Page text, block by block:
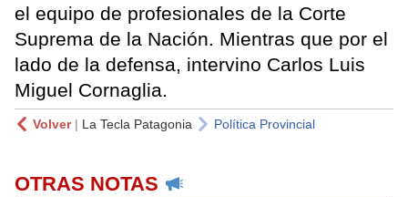
el equipo de profesionales de la Corte
Suprema de la Nación. Mientras que por el
lado de la defensa, intervino Carlos Luis
Miguel Cornaglia.
Volver| La Tecla Patagonia Política Provincial
OTRAS NOTAS